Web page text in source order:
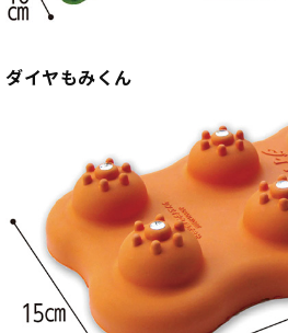
ダイヤもみくん